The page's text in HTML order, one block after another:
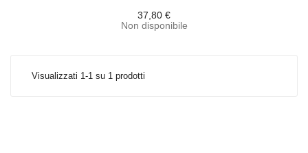
37,80 €
Non disponibile
Visualizzati 1-1 su 1 prodotti